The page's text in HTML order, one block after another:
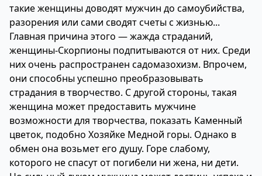
такие женщины доводят мужчин до самоубийства,
разорения или сами сводят счеты с жизнью...
Главная причина этого — жажда страданий,
женщины-Скорпионы подпитываются от них. Среди
них очень распространен садомазохизм. Впрочем,
они способны успешно преобразовывать
страдания в творчество. С другой стороны, такая
женщина может предоставить мужчине
возможности для творчества, показать Каменный
цветок, подобно Хозяйке Медной горы. Однако в
обмен она возьмет его душу. Горе слабому,
которого не спасут от погибели ни жена, ни дети.